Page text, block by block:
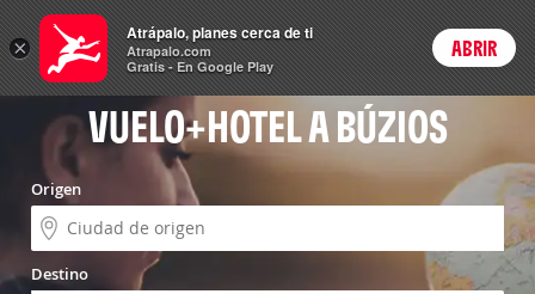
Vuelo+Hotel Precios enPeso
ARSCambiar moneda
Login
VUELO+HOTEL A BÚZIOS
Origen
Destino
×
Atrápalo, planes cerca de ti
Atrapalo.com
Gratis - En Google Play
ABRIR